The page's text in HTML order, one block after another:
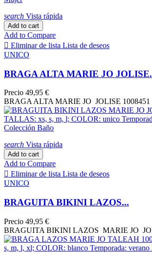
search Vista rápida
Add to cart
Add to Compare
 Eliminar de lista Lista de deseos
UNICO
BRAGA ALTA MARIE JO
Precio 49,95 €
BRAGA ALTA MARIE JO JOLISE 1008451
search Vista rápida
Add to cart
Add to Compare
 Eliminar de lista Lista de deseos
UNICO
BRAGUITA BIKINI LAZOS...
Precio 49,95 €
BRAGUITA BIKINI LAZOS MARIE JO